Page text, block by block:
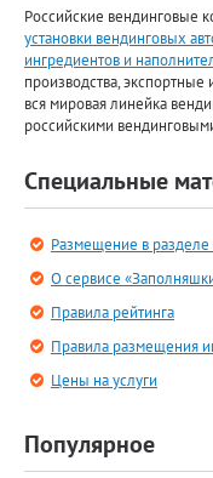
Российские вендинговые
установки вендинговых
ингредиентов и
производства,
вся мировая линейка
российскими
Специальные
Размещение в разделе
О сервисе
Правила рейтинга
Правила размещения
Цены на услуги
Популярное